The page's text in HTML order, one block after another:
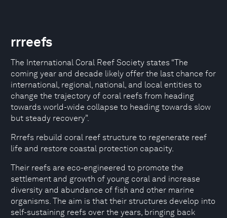
rrreefs
The International Coral Reef Society states “The
coming year and decade likely offer the last chance for
international, regional, national, and local entities to
change the trajectory of coral reefs from heading
towards world-wide collapse to heading towards slow
but steady recovery”.
Rrrefs rebuild coral reef structure to regenerate reef
life and restore coastal protection capacity.
Their reefs are eco-engineered to promote the
settlement and growth of young coral and increase
diversity and abundance of fish and other marine
organisms. The aim is that their structures develop into
self-sustaining reefs over the years, bringing back